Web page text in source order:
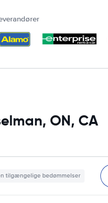
ON, CA
tilgængelige bedømmelser